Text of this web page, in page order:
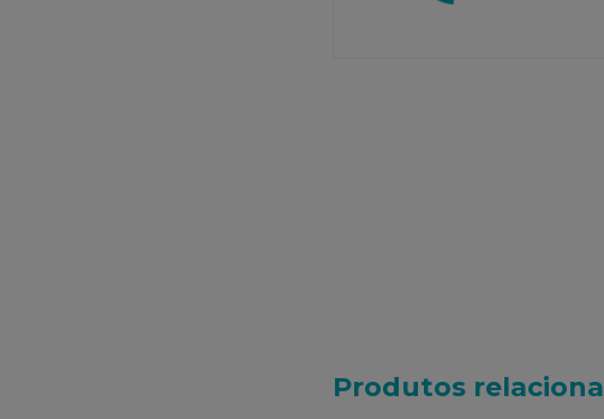
Produtos